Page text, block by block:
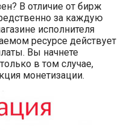
В отличие от бирж
за каждую
исполнителя
ресурсе действует
Вы начнете
в том случае,
монетизации.